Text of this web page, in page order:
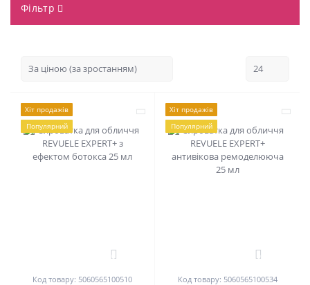
Фільтр
Хіт продажів
Популярний
0
Код товару: 5060565100510
Хіт продажів
Популярний
0
Код товару: 5060565100534